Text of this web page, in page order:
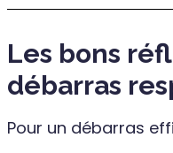
Les bons
débarras
Pour un débarras